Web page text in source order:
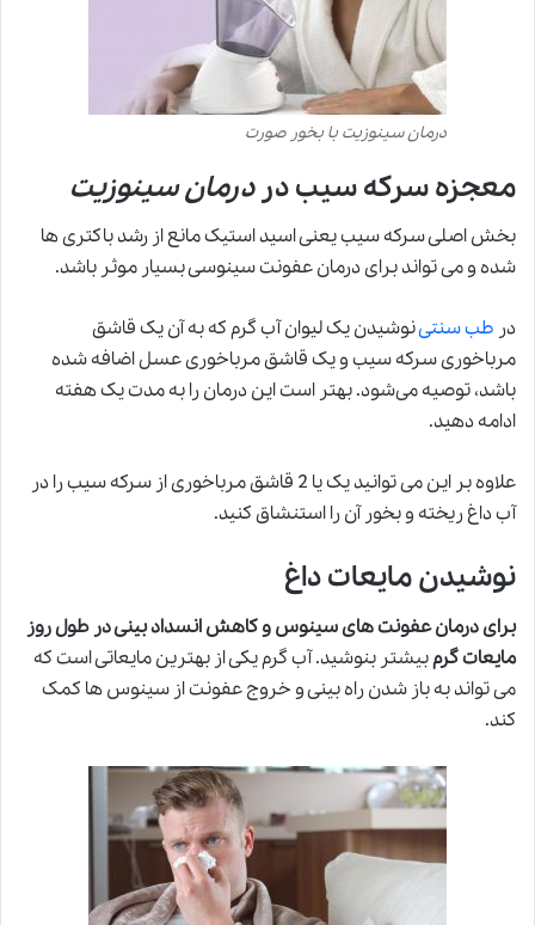
درمان سینوزیت با بخور صورت
معجزه سرکه سیب دردرمان سینوزیت
بخش اصلی سرکه سیب یعنی اسید استیک مانع از رشد باکتری ها
شده و می تواند برای درمان عفونت سینوسی بسیار موثر باشد.
در طب سنتینوشیدن یک لیوان آب گرم که به آن یک قاشق
مرباخوری سرکه سیب و یک قاشق مرباخوری عسل اضافه شده
باشد، توصیه می‌شود. بهتر است این درمان را به مدت یک هفته
ادامه دهید.
علاوه بر این می توانید یک یا 2 قاشق مرباخوری از سرکه سیب را در
آب داغ ریخته و بخور آن را استنشاق کنید.
نوشیدن مایعات داغ
برای درمان عفونت های سینوس و کاهش انسداد بینی در طول روز
مایعات گرمبیشتر بنوشید. آب گرم یکی از بهترین مایعاتی است که
می تواند به باز شدن راه بینی و خروج عفونت از سینوس ها کمک
کند.